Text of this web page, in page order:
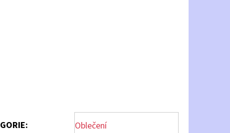
: Oblečení